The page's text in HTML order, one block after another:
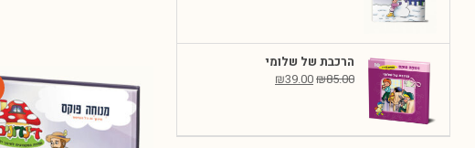
הרכבת של שלומי
₪85.00
₪39.00